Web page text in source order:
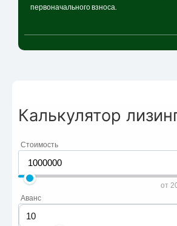
первоначального взноса.
Калькулятор
Стоимость
от
Аванс